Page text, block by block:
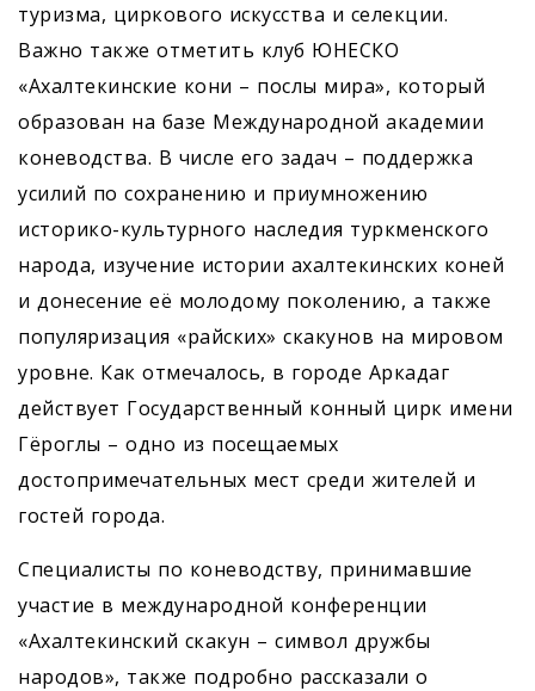
туризма, циркового искусства и селекции.
Важно также отметить клуб ­ЮНЕСКО
«Ахалтекинские кони – послы мира», который
образован на базе Международной академии
коневодства. В числе его задач – поддержка
усилий по сохранению и приумножению
историко-культурного наследия туркменского
народа, изучение истории ахалтекинских коней
и донесение её молодому поколению, а также
популяризация «райских» скакунов на мировом
уровне. Как отмечалось, в городе Аркадаг
действует Государственный конный цирк имени
Гёроглы – одно из посещаемых
достопримечательных мест среди жителей и
гостей города.
Специалисты по коневодству, принимавшие
участие в международной конференции
«Ахалтекинский скакун – символ дружбы
народов», также подробно рассказали о